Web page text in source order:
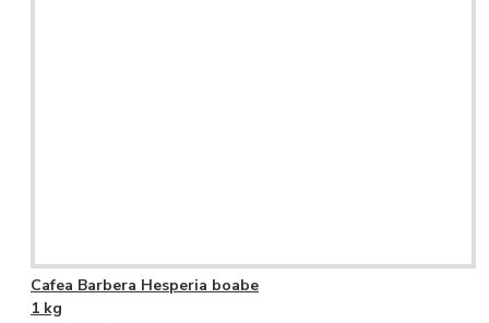
Cafea Barbera Hesperia boabe
1 kg